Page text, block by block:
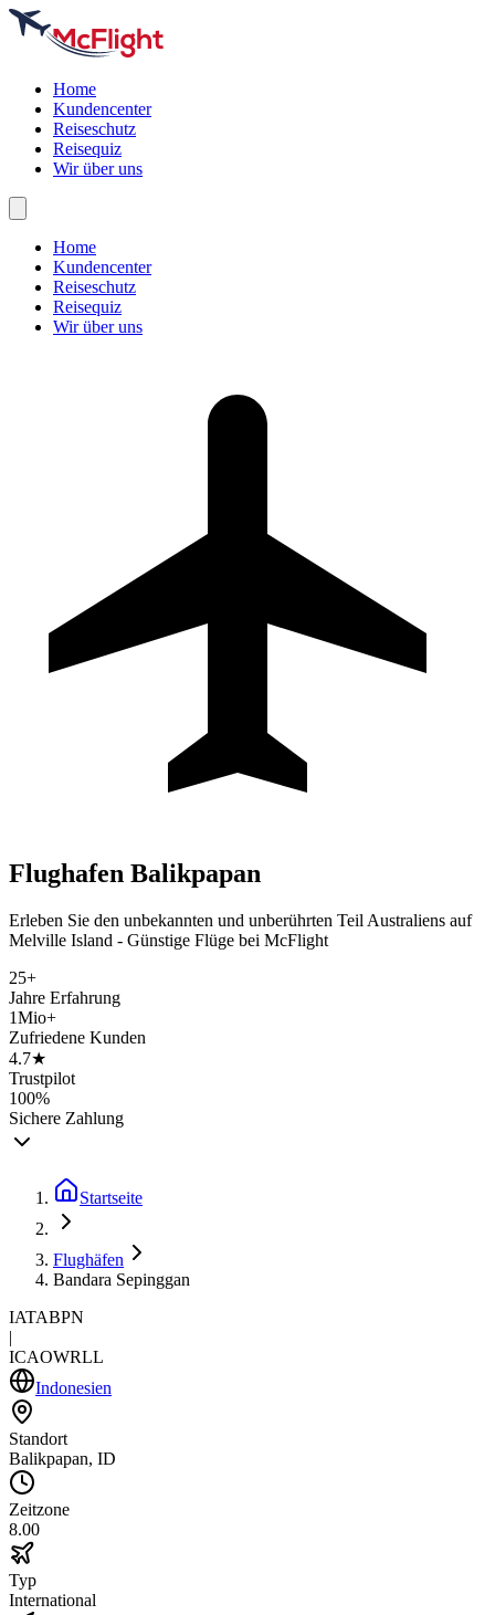
Home
Kundencenter
Reiseschutz
Reisequiz
Wir über uns
Home
Kundencenter
Reiseschutz
Reisequiz
Wir über uns
Flughafen Balikpapan
Erleben Sie den unbekannten und unberührten Teil Australiens auf
Melville Island - Günstige Flüge bei McFlight
25+
Jahre Erfahrung
1Mio+
Zufriedene Kunden
4.7★
Trustpilot
100%
Sichere Zahlung
Startseite
Flughäfen
Bandara Sepinggan
IATABPN
|
ICAOWRLL
Indonesien
Standort
Balikpapan, ID
Zeitzone
8.00
Typ
International